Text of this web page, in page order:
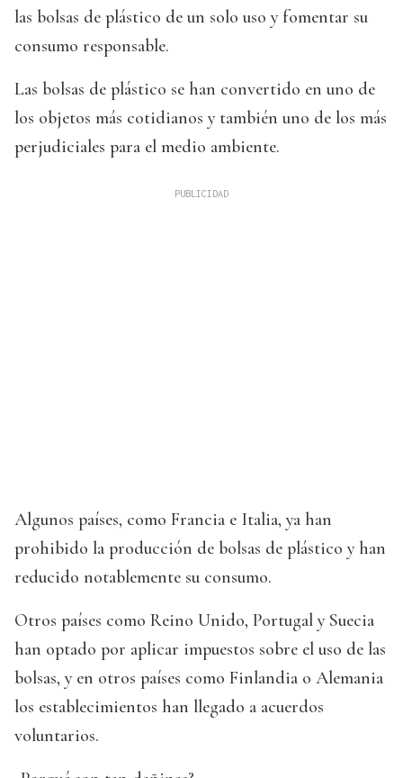
las bolsas de plástico de un solo uso y fomentar su
consumo responsable.
Las bolsas de plástico se han convertido en uno de
los objetos más cotidianos y también uno de los más
perjudiciales para el medio ambiente.
Algunos países, como Francia e Italia, ya han
prohibido la producción de bolsas de plástico y han
reducido notablemente su consumo.
Otros países como Reino Unido, Portugal y Suecia
han optado por aplicar impuestos sobre el uso de las
bolsas, y en otros países como Finlandia o Alemania
los establecimientos han llegado a acuerdos
voluntarios.